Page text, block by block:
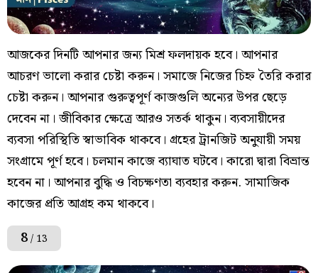
আজকের দিনটি আপনার জন্য মিশ্র ফলদায়ক হবে। আপনার
আচরণ ভালো করার চেষ্টা করুন। সমাজে নিজের চিহ্ন তৈরি করার
চেষ্টা করুন। আপনার গুরুত্বপূর্ণ কাজগুলি অন্যের উপর ছেড়ে
দেবেন না। জীবিকার ক্ষেত্রে আরও সতর্ক থাকুন। ব্যবসায়ীদের
ব্যবসা পরিস্থিতি স্বাভাবিক থাকবে। গ্রহের ট্রানজিট অনুযায়ী সময়
সংগ্রামে পূর্ণ হবে। চলমান কাজে ব্যাঘাত ঘটবে। কারো দ্বারা বিভ্রান্ত
হবেন না। আপনার বুদ্ধি ও বিচক্ষণতা ব্যবহার করুন. সামাজিক
কাজের প্রতি আগ্রহ কম থাকবে।
8/ 13